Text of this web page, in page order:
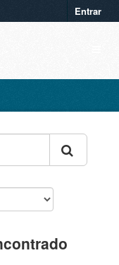
Entrar